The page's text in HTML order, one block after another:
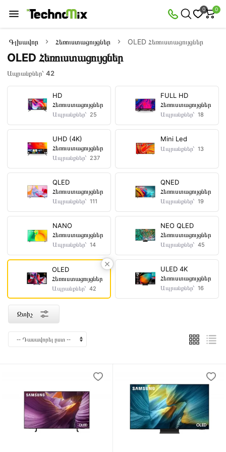
0 0
Գլխավոր Հեռուստացույցներ OLED Հեռուստացույցներ
OLED Հեռուստացույցներ
Ապրանքներ՝42
HD
Հեռուստացույցներ
Ապրանքներ՝ 25
FULL HD
Հեռուստացույցներ
Ապրանքներ՝ 18
UHD (4K)
Հեռուստացույցներ
Ապրանքներ՝ 237
Mini Led
Ապրանքներ՝ 13
QLED
Հեռուստացույցներ
Ապրանքներ՝ 111
QNED
Հեռուստացույցներ
Ապրանքներ՝ 19
NANO
Հեռուստացույցներ
Ապրանքներ՝ 14
NEO QLED
Հեռուստացույցներ
Ապրանքներ՝ 45
OLED
Հեռուստացույցներ
Ապրանքներ՝ 42
ULED 4K
Հեռուստացույցներ
Ապրանքներ՝ 16
Զտիչ
Զտիչ
Առկա
Զեղչված
Արտադրողներ
HISENSE
PANASONIC
SAMSUNG
Մոխրագույն-
երկիր
Կորեա
Ճապոնիա
Մալազիա